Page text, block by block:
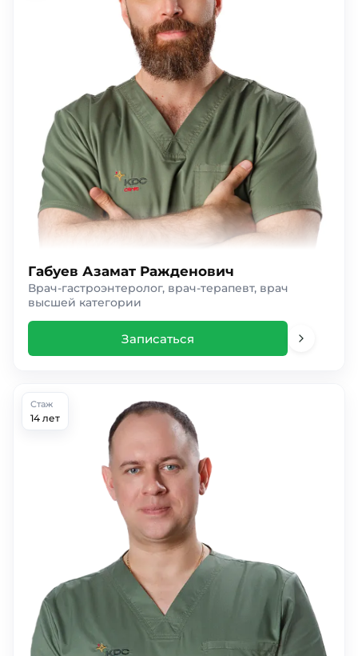
Габуев Азамат Ражденович
Врач-гастроэнтеролог, врач-терапевт, врач
высшей категории
Записаться
Стаж
14 лет